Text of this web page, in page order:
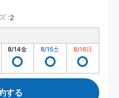
:2
8/14金 8/15土 8/16日
する